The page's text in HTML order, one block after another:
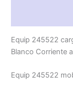
Equip 245522
Blanco Corriente
Equip 245522